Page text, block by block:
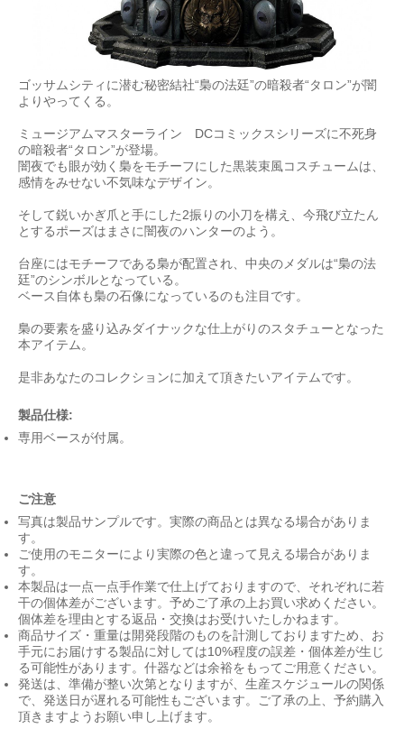
ゴッサムシティに潜む秘密結社“梟の法廷”の暗殺者“タロン”が闇
よりやってくる。
ミュージアムマスターライン DCコミックスシリーズに不死身
の暗殺者“タロン”が登場。
闇夜でも眼が効く梟をモチーフにした黒装束風コスチュームは、
感情をみせない不気味なデザイン。
そして鋭いかぎ爪と手にした2振りの小刀を構え、今飛び立たん
とするポーズはまさに闇夜のハンターのよう。
台座にはモチーフである梟が配置され、中央のメダルは“梟の法
廷”のシンボルとなっている。
ベース自体も梟の石像になっているのも注目です。
梟の要素を盛り込みダイナックな仕上がりのスタチューとなった
本アイテム。
是非あなたのコレクションに加えて頂きたいアイテムです。
製品仕様:
専用ベースが付属。
ご注意
写真は製品サンプルです。実際の商品とは異なる場合がありま
す。
ご使用のモニターにより実際の色と違って見える場合がありま
す。
本製品は一点一点手作業で仕上げておりますので、それぞれに若
干の個体差がございます。予めご了承の上お買い求めください。
個体差を理由とする返品・交換はお受けいたしかねます。
商品サイズ・重量は開発段階のものを計測しておりますため、お
手元にお届けする製品に対しては10%程度の誤差・個体差が生じ
る可能性があります。什器などは余裕をもってご用意ください。
発送は、準備が整い次第となりますが、生産スケジュールの関係
で、発送日が遅れる可能性もございます。ご了承の上、予約購入
頂きますようお願い申し上げます。